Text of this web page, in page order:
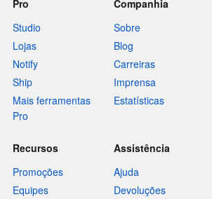
Pro
Studio
Lojas
Notify
Ship
Mais ferramentas
Pro
Companhia
Sobre
Blog
Carreiras
Imprensa
Estatísticas
Recursos
Promoções
Equipes
Assistência
Ajuda
Devoluções